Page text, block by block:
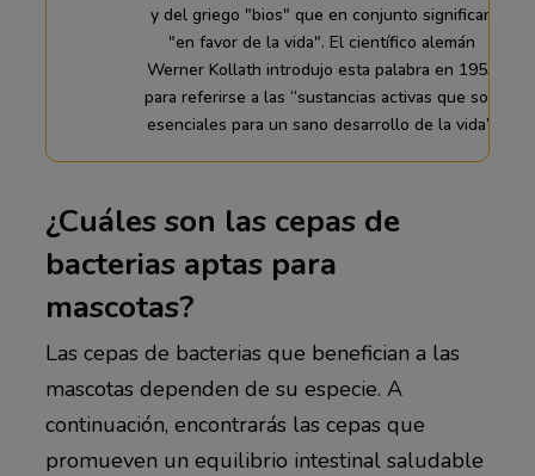
y del griego "bios" que en conjunto significan
"en favor de la vida". El científico alemán
Werner Kollath introdujo esta palabra en 1953
para referirse a las “sustancias activas que son
esenciales para un sano desarrollo de la vida”.
¿Cuáles son las cepas de
bacterias aptas para
mascotas?
Las cepas de bacterias que benefician a las
mascotas dependen de su especie. A
continuación, encontrarás las cepas que
promueven un equilibrio intestinal saludable